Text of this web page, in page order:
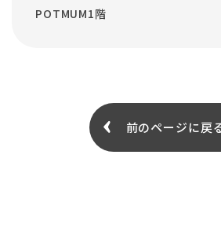
POTMUM1階
前のページに戻